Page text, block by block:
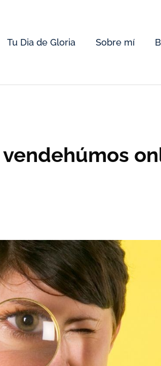
Tu Dia de Gloria Sobre mí